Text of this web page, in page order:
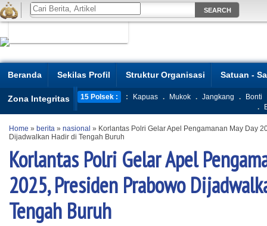
Beranda Sekilas Profil Struktur Organisasi Satuan -
Zona Integritas 15 Polsek : : Kapuas . Mukok . Jangkang .
Bonti
.
Home » berita » nasional » Korlantas Polri Gelar Apel Pengamanan May Day
Dijadwalkan Hadir di Tengah Buruh
Korlantas Polri Gelar Apel
2025, Presiden Prabowo
Tengah Buruh